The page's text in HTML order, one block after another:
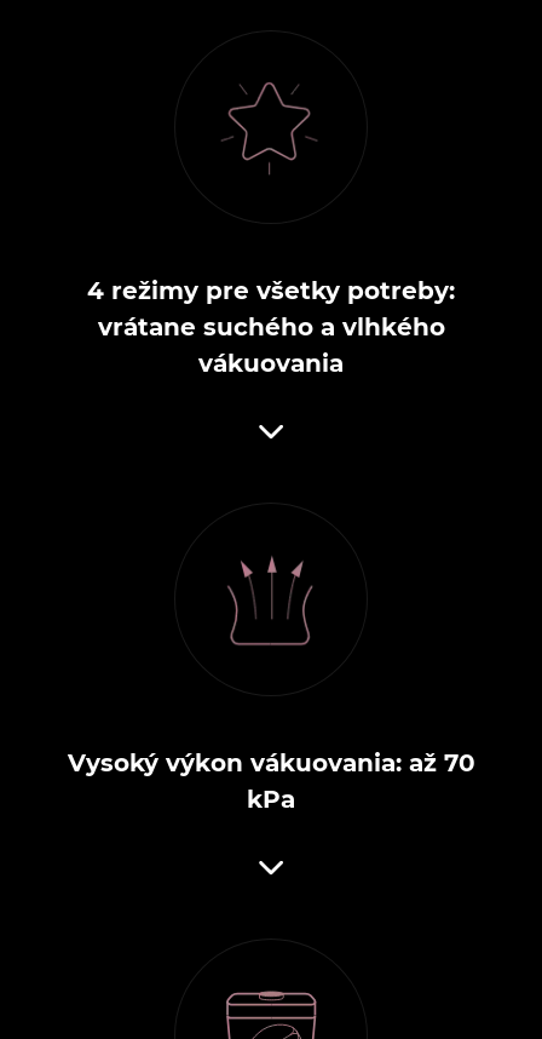
4 režimy pre všetky potreby:
vrátane suchého a vlhkého
vákuovania
Vysoký výkon vákuovania: až 70
kPa